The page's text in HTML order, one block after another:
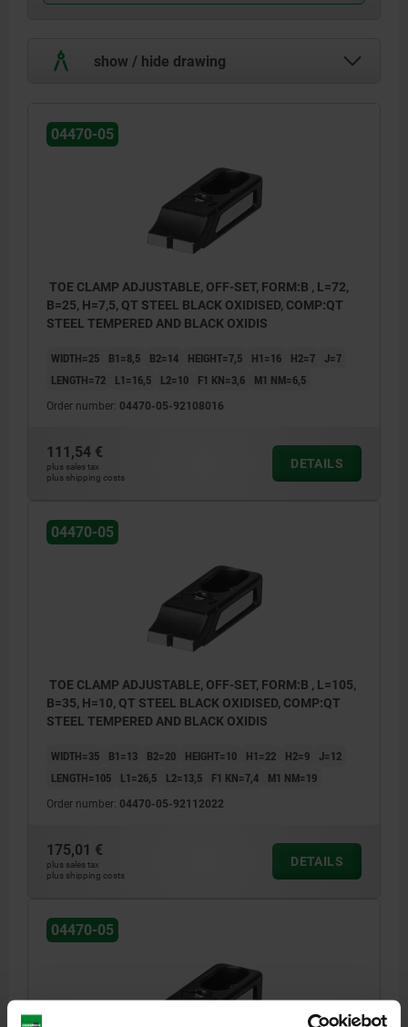
show / hide drawing
04470-05
TOE CLAMP ADJUSTABLE, OFF-SET, FORM:B , L=72,
B=25, H=7,5, QT STEEL BLACK OXIDISED, COMP:QT
STEEL TEMPERED AND BLACK OXIDIS
WIDTH=25 B1=8,5 B2=14 HEIGHT=7,5 H1=16 H2=7
J=7
LENGTH=72
L1=16,5 L2=10 F1 KN=3,6 M1 NM=6,5
Order number: 04470-05-92108016
111,54 €
plus sales tax
plus shipping costs
DETAILS
04470-05
TOE CLAMP ADJUSTABLE, OFF-SET, FORM:B , L=105,
B=35, H=10, QT STEEL BLACK OXIDISED, COMP:QT
STEEL TEMPERED AND BLACK OXIDIS
WIDTH=35 B1=13 B2=20 HEIGHT=10 H1=22 H2=9
J=12
LENGTH=105
L1=26,5 L2=13,5 F1 KN=7,4 M1 NM=19
Order number: 04470-05-92112022
175,01 €
plus sales tax
plus shipping costs
DETAILS
04470-05